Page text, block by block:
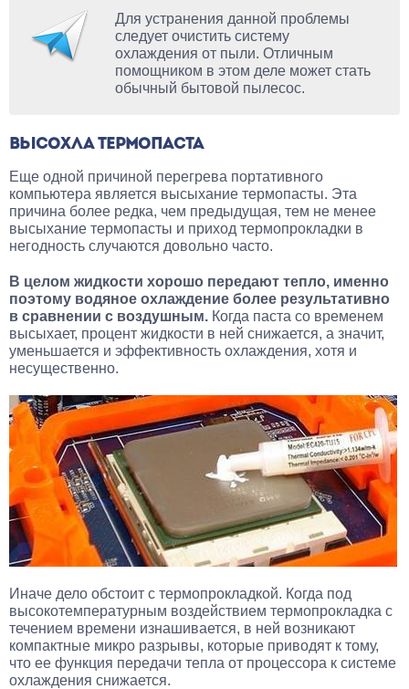
Для устранения данной проблемы
следует очистить систему
охлаждения от пыли. Отличным
помощником в этом деле может стать
обычный бытовой пылесос.
ВЫСОХЛА ТЕРМОПАСТА
Еще одной причиной перегрева портативного
компьютера является высыхание термопасты. Эта
причина более редка, чем предыдущая, тем не менее
высыхание термопасты и приход термопрокладки в
негодность случаются довольно часто.
В целом жидкости хорошо передают тепло, именно
поэтому водяное охлаждение более результативно
в сравнении с воздушным. Когда паста со временем
высыхает, процент жидкости в ней снижается, а значит,
уменьшается и эффективность охлаждения, хотя и
несущественно.
Иначе дело обстоит с термопрокладкой. Когда под
высокотемпературным воздействием термопрокладка с
течением времени изнашивается, в ней возникают
компактные микро разрывы, которые приводят к тому,
что ее функция передачи тепла от процессора к системе
охлаждения снижается.